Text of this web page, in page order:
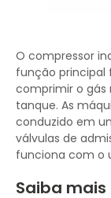
O compressor
função principal
comprimir o gás
tanque. As
conduzido em
válvulas de
funciona com o
Saiba